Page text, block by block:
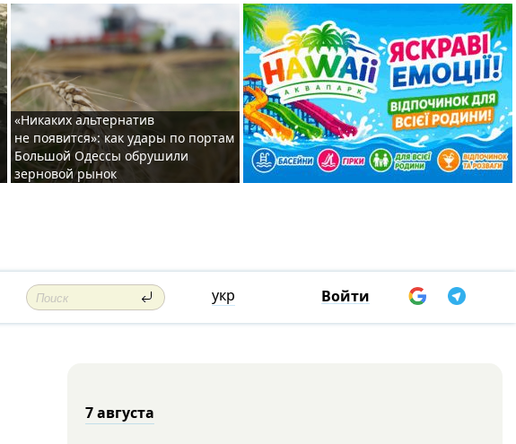
«Никаких альтернатив
не появится»: как удары по портам
Большой Одессы обрушили
зерновой рынок
укр Войти
7 августа